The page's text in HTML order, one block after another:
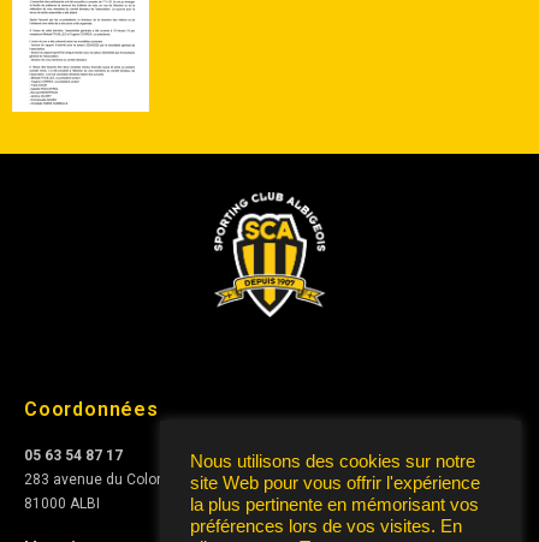
Coordonnées
05 63 54 87 17
283 avenue du Colonel Teyssier
81000 ALBI
Nous utilisons des cookies sur notre
site Web pour vous offrir l'expérience
la plus pertinente en mémorisant vos
préférences lors de vos visites. En